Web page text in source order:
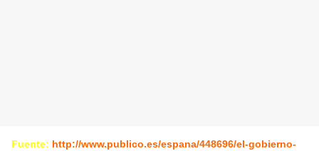
Fuente: http://www.publico.es/espana/448696/el-gobierno-